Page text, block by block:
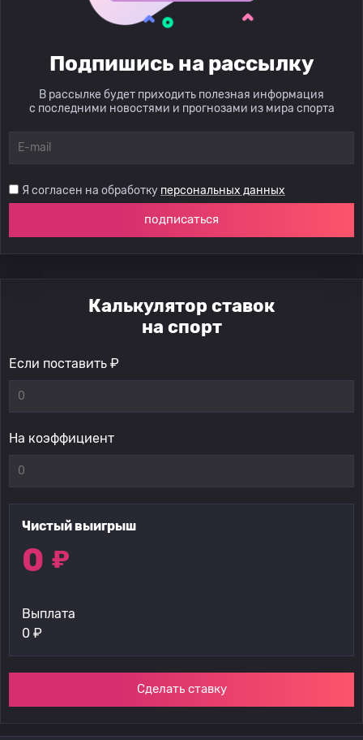
Подпишись на рассылку
В рассылке будет приходить полезная информация
с последними новостями и прогнозами из мира спорта
Я согласен на обработку персональных данных
подписаться
Калькулятор ставок
на спорт
Если поставить ₽
На коэффициент
Чистый выигрыш
0 ₽
Выплата
0 ₽
Сделать ставку